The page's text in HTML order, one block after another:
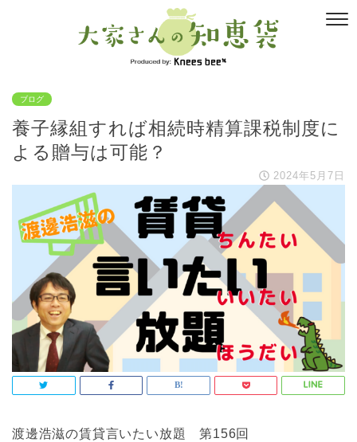
ブログ
養子縁組すれば相続時精算課税制度に
よる贈与は可能？
2024年5月7日
渡邊浩滋の賃貸言いたい放題 第156回